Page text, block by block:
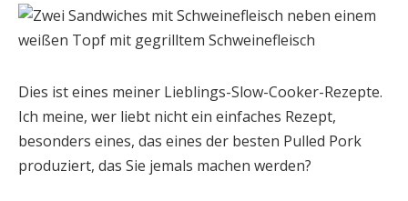
Dies ist eines meiner Lieblings-Slow-Cooker-Rezepte.
Ich meine, wer liebt nicht ein einfaches Rezept,
besonders eines, das eines der besten Pulled Pork
produziert, das Sie jemals machen werden?